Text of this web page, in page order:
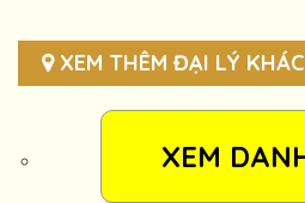
XEM THÊM ĐẠI LÝ KHÁC